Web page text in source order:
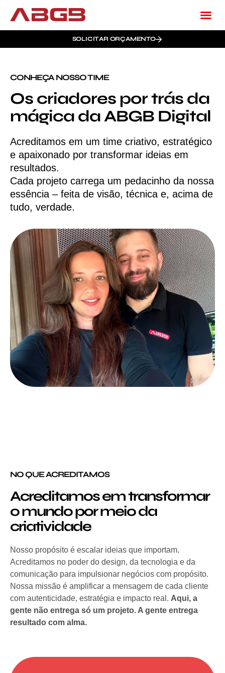
SOLICITAR ORÇAMENTO
CONHEÇA NOSSO TIME
Os criadores por trás da
mágica da ABGB Digital
Acreditamos em um time criativo, estratégico
e apaixonado por transformar ideias em
resultados.
Cada projeto carrega um pedacinho da nossa
essência – feita de visão, técnica e, acima de
tudo, verdade.
NO QUE ACREDITAMOS
Acreditamos em transformar
o mundo por meio da
criatividade
Nosso propósito é escalar ideias que importam.
Acreditamos no poder do design, da tecnologia e da
comunicação para impulsionar negócios com propósito.
Nossa missão é amplificar a mensagem de cada cliente
com autenticidade, estratégia e impacto real. Aqui, a
gente não entrega só um projeto. A gente entrega
resultado com alma.